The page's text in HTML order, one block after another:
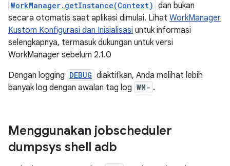
WorkManager.getInstance(Context) dan bukan
secara otomatis saat aplikasi dimulai. Lihat WorkManager
Kustom Konfigurasi dan Inisialisasi untuk informasi
selengkapnya, termasuk dukungan untuk versi
WorkManager sebelum 2.1.0
Dengan logging DEBUG diaktifkan, Anda melihat lebih
banyak log dengan awalan tag log WM- .
Menggunakan jobscheduler
dumpsys shell adb